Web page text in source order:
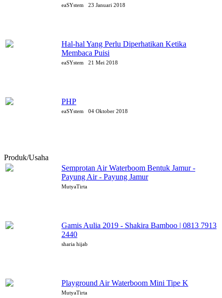
eaSYstem 23 Januari 2018
Hal-hal Yang Perlu Diperhatikan Ketika
Membaca Puisi
eaSYstem 21 Mei 2018
PHP
eaSYstem 04 Oktober 2018
Produk/Usaha
Semprotan Air Waterboom Bentuk Jamur -
Payung Air - Payung Jamur
MutyaTirta
Gamis Aulia 2019 - Shakira Bamboo | 0813 7913
2440
sharia hijab
Playground Air Waterboom Mini Tipe K
MutyaTirta